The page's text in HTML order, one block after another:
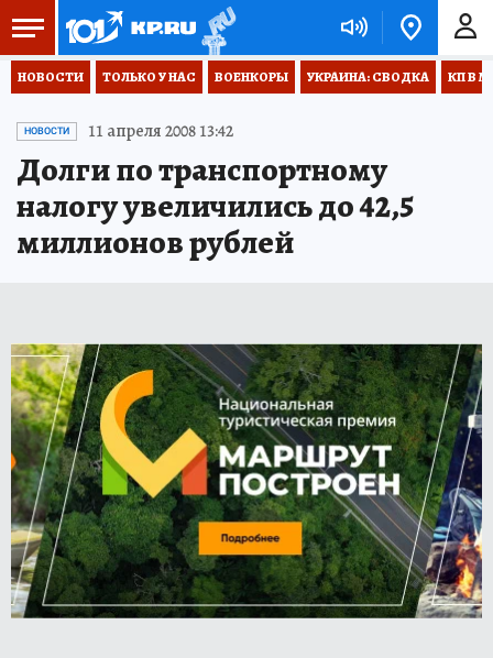
НОВОСТИ ТОЛЬКО У НАС ВОЕНКОРЫ УКРАИНА: СВОДКА КП В
НОВОСТИ 11 апреля 2008 13:42
Долги по транспортному
налогу увеличились до 42,5
миллионов рублей